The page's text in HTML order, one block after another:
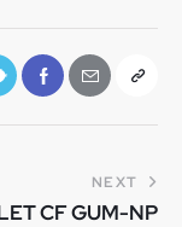
NEXT
CF GUM-NP